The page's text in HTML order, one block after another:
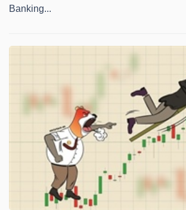
Banking...
CHĂM
SỨC
CHÍNH